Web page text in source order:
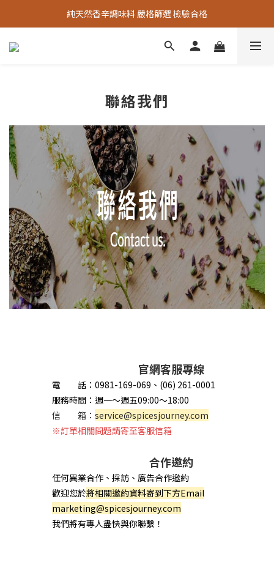
中秋烤肉必備【秘製烤肉粉】限時限量優惠中
純天然香辛調味料 嚴格篩選 檢驗合格
中秋烤肉必備【秘製烤肉粉】限時限量優惠中
聯絡我們
官網客服專線
電 話：0981-169-069、(06) 261-0001
服務時間：週一～週五09:00～18:00
信 箱： service@spicesjourney.com
※訂單相關問題請寄至客服信箱
合作邀約
任何異業合作、採訪、廣告合作邀約
歡迎您於將相關邀約資料寄到下方Email
marketing@spicesjourney.com
我們將有專人盡快與你聯繫！